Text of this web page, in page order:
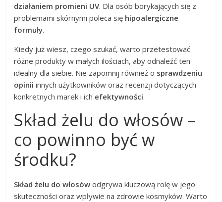
działaniem promieni UV. Dla osób borykających się z
problemami skórnymi poleca się hipoalergiczne
formuły.
Kiedy już wiesz, czego szukać, warto przetestować
różne produkty w małych ilościach, aby odnaleźć ten
idealny dla siebie. Nie zapomnij również o sprawdzeniu
opinii innych użytkowników oraz recenzji dotyczących
konkretnych marek i ich efektywności.
Skład żelu do włosów –
co powinno być w
środku?
Skład żelu do włosów odgrywa kluczową rolę w jego
skuteczności oraz wpływie na zdrowie kosmyków. Warto